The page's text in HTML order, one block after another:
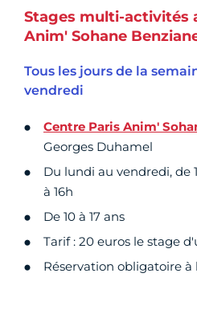
Stages multi-activités
Anim' Sohane
Tous les jours de la
vendredi
Centre Paris Anim'
Georges Duhamel
Du lundi au vendredi, de
à 16h
De 10 à 17 ans
Tarif : 20 euros le stage
Réservation obligatoire